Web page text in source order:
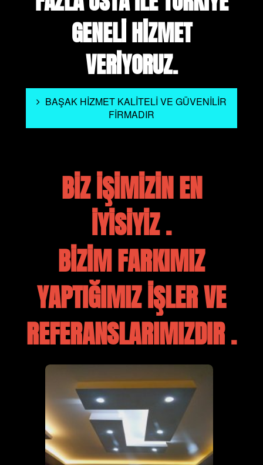
GENELİ HİZMET
VERİYORUZ.
BİZ İŞİMİZİN EN
İYİSİYİZ .
BİZİM FARKIMIZ
YAPTIĞIMIZ İŞLER VE
REFERANSLARIMIZDIR .
BAŞAK HİZMET KALİTELİ VE GÜVENİLİR
FİRMADIR